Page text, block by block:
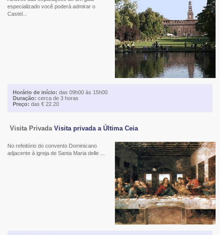
especializado você poderá admirar o
Castel...
Horário de início: das 09h00 às 15h00
Duração: cerca de 3 horas
Preço: das € 22.20
Visita Privada Visita privada a Última Ceia
No refeitório do convento Dominicano
adjacente à igreja de Santa Maria delle ...